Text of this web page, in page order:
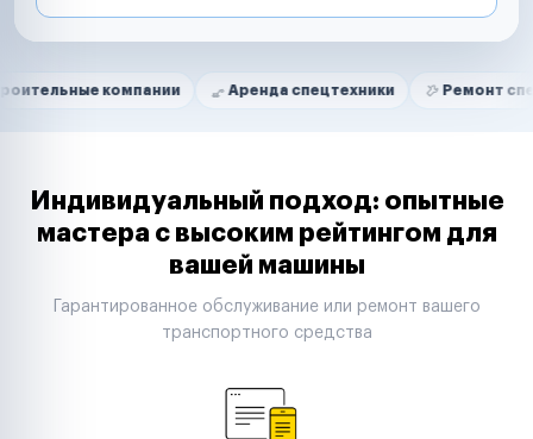
Нам доверяют
компании Аренда спецтехники Ремонт спецтехники
Маркетплейсы
Таксопарки
Автодилеры
Строительные компании
Аренда спецтехники
Индивидуальный подход: опытные
мастера с высоким рейтингом для
вашей машины
Гарантированное обслуживание или ремонт вашего
транспортного средства